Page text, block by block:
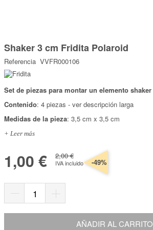
Top Ventas
Temática
Somos Kimidori
comienzo
de
la
galería
de
imágenes
Shaker 3 cm Fridita Polaroid
Referencia VVFR000106
Set de piezas para montar un elemento shaker
Contenido: 4 piezas - ver descripción larga
Medidas de la pieza: 3,5 cm x 3,5 cm
+ Leer más
1,00 € 2,00 €
IVA incluido -49%
AÑADIR AL CARRITO